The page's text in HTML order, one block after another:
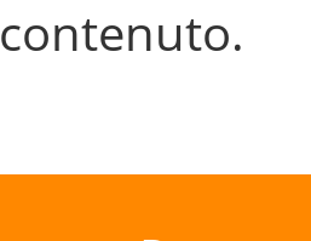
contenuto.